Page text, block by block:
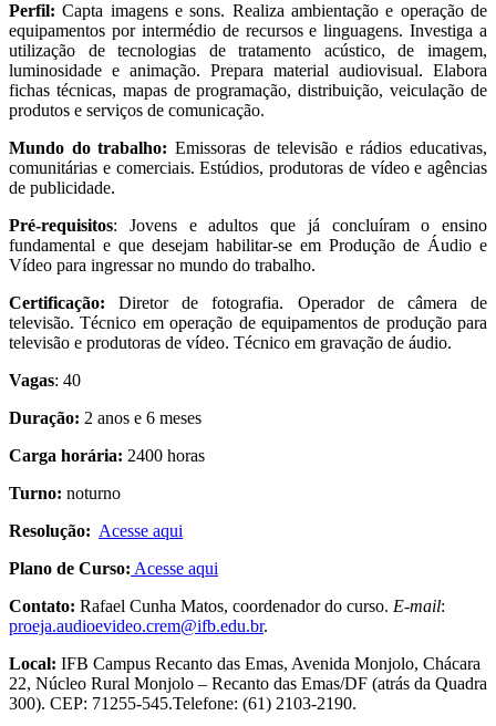
Perfil: Capta imagens e sons. Realiza ambientação e operação de
equipamentos por intermédio de recursos e linguagens. Investiga a
utilização de tecnologias de tratamento acústico, de imagem,
luminosidade e animação. Prepara material audiovisual. Elabora
fichas técnicas, mapas de programação, distribuição, veiculação de
produtos e serviços de comunicação.
Mundo do trabalho: Emissoras de televisão e rádios educativas,
comunitárias e comerciais. Estúdios, produtoras de vídeo e agências
de publicidade.
Pré-requisitos: Jovens e adultos que já concluíram o ensino
fundamental e que desejam habilitar-se em Produção de Áudio e
Vídeo para ingressar no mundo do trabalho.
Certificação: Diretor de fotografia. Operador de câmera de
televisão. Técnico em operação de equipamentos de produção para
televisão e produtoras de vídeo. Técnico em gravação de áudio.
Vagas: 40
Duração: 2 anos e 6 meses
Carga horária: 2400 horas
Turno: noturno
Resolução: Acesse aqui
Plano de Curso: Acesse aqui
Contato: Rafael Cunha Matos, coordenador do curso. E-mail:
proeja.audioevideo.crem@ifb.edu.br.
Local: IFB Campus Recanto das Emas, Avenida Monjolo, Chácara
22, Núcleo Rural Monjolo – Recanto das Emas/DF (atrás da Quadra
300). CEP: 71255-545.Telefone: (61) 2103-2190.